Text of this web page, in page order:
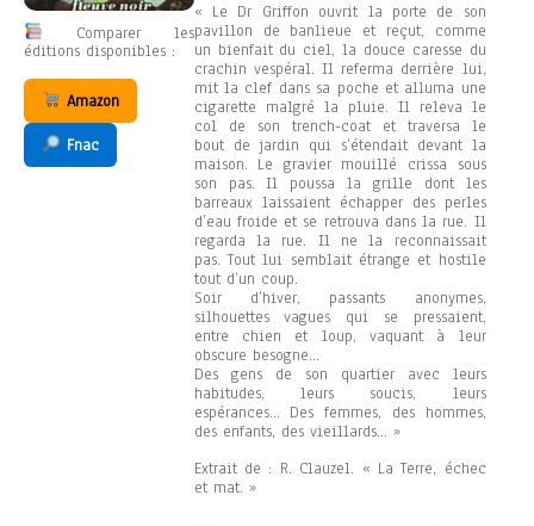
Comparer les
éditions disponibles :
Amazon
Fnac
« Le Dr Griffon ouvrit la porte de son
pavillon de banlieue et reçut, comme
un bienfait du ciel, la douce caresse du
crachin vespéral. Il referma derrière lui,
mit la clef dans sa poche et alluma une
cigarette malgré la pluie. Il releva le
col de son trench-coat et traversa le
bout de jardin qui s’étendait devant la
maison. Le gravier mouillé crissa sous
son pas. Il poussa la grille dont les
barreaux laissaient échapper des perles
d’eau froide et se retrouva dans la rue. Il
regarda la rue. Il ne la reconnaissait
pas. Tout lui semblait étrange et hostile
tout d’un coup.
Soir d’hiver, passants anonymes,
silhouettes vagues qui se pressaient,
entre chien et loup, vaquant à leur
obscure besogne…
Des gens de son quartier avec leurs
habitudes, leurs soucis, leurs
espérances… Des femmes, des hommes,
des enfants, des vieillards… »
Extrait de : R. Clauzel. « La Terre, échec
et mat. »